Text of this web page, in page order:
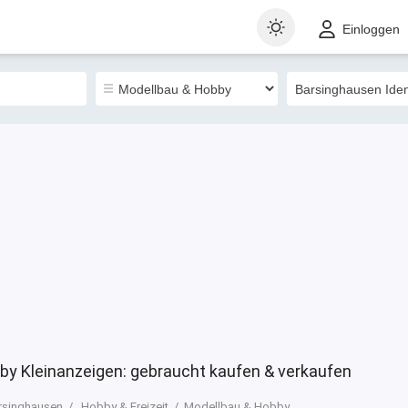
Einloggen
Kleinanzeigen: gebraucht kaufen & verkaufen